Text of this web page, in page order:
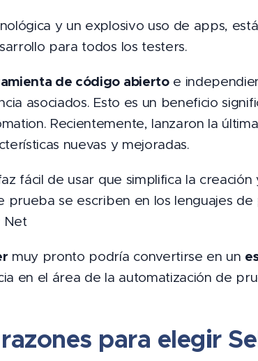
y un explosivo uso de apps,
para todos los testers.
de código abiertoe
asociados. Esto es un beneficio
Recientemente, lanzaron la
nuevas y mejoradas.
fácil de usar que simplifica la
prueba se escriben en los lenguajes
Net
muy pronto podría convertirse en un
en el área de la automatización de
para elegir